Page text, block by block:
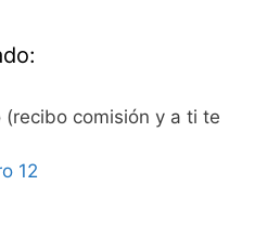
(recibo comisión y a ti te
12